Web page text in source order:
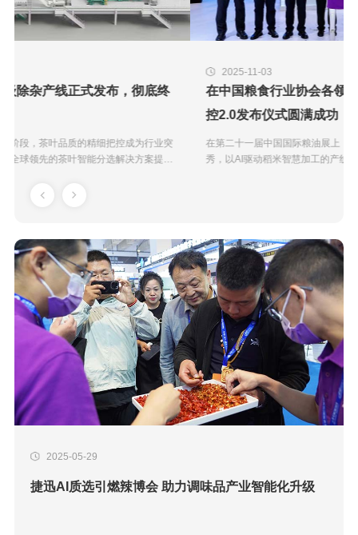
在中国粮食行业协会各领导的见证与启动下，捷迅云
在第二十一届中国国际粮油展上，捷迅云控2.0超级智能体迎来行业首
秀，以AI驱动稻米智慧加工的产线级解决方案，成为推动产业迈向全方
生及各省行业协会领导...
2025-05-29
捷迅AI质选引燃辣博会 助力调味品产业智能化升级